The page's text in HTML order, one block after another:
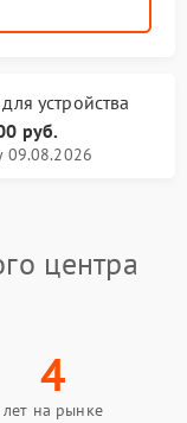
для устройства
руб.
09.08.2026
центра
4
лет на рынке